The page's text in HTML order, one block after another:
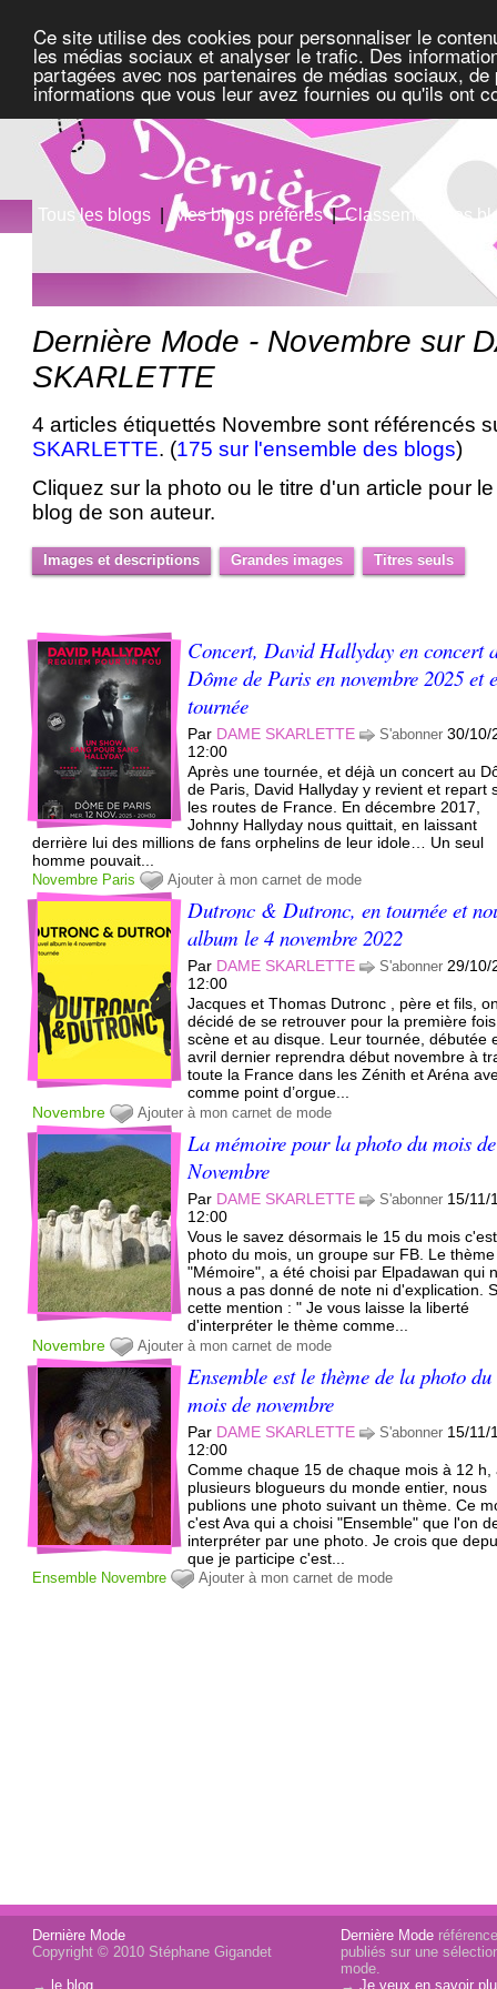
Ce site utilise des cookies pour personnaliser le
les médias sociaux et analyser le trafic. Des
partagées avec nos partenaires de médias sociaux,
informations que vous leur avez fournies ou qu'ils ont
Tous les blogs | Mes blogs préférés|Classement des
Dernière Mode - Novembre sur
SKARLETTE
4 articles étiquettés Novembre sont référencés
SKARLETTE. (175 sur l'ensemble des blogs)
Cliquez sur la photo ou le titre d'un article pour
blog de son auteur.
Images et descriptions Grandes images Titres seuls
Concert, David Hallyday en concert
Dôme de Paris en novembre 2025 et
tournée
Par DAME SKARLETTE S'abonner 30/10/
12:00
Après une tournée, et déjà un concert au
de Paris, David Hallyday y revient et repart
les routes de France. En décembre 2017,
Johnny Hallyday nous quittait, en laissant
derrière lui des millions de fans orphelins de leur idole… Un seul
homme pouvait...
Novembre Paris Ajouter à mon carnet de mode
Dutronc & Dutronc, en tournée et
album le 4 novembre 2022
Par DAME SKARLETTE S'abonner 29/10/
12:00
Jacques et Thomas Dutronc , père et fils,
décidé de se retrouver pour la première
scène et au disque. Leur tournée, débutée
avril dernier reprendra début novembre à
toute la France dans les Zénith et Aréna
comme point d’orgue...
Novembre
Ajouter à mon carnet de mode
La mémoire pour la photo du mois de
Novembre
Par DAME SKARLETTE S'abonner 15/11/
12:00
Vous le savez désormais le 15 du mois
photo du mois, un groupe sur FB. Le thème
"Mémoire", a été choisi par Elpadawan qui
nous a pas donné de note ni d'explication.
cette mention : " Je vous laisse la liberté
d'interpréter le thème comme...
Novembre
Ajouter à mon carnet de mode
Ensemble est le thème de la photo du
mois de novembre
Par DAME SKARLETTE S'abonner 15/11/
12:00
Comme chaque 15 de chaque mois à 12 h,
plusieurs blogueurs du monde entier, nous
publions une photo suivant un thème. Ce
c'est Ava qui a choisi "Ensemble" que l'on
interpréter par une photo. Je crois que
que je participe c'est...
Ensemble Novembre Ajouter à mon carnet de mode
Dernière Mode
Copyright © 2010 Stéphane Gigandet
→ le blog
Dernière Mode
publiés sur une
mode.
→Je veux en savoir